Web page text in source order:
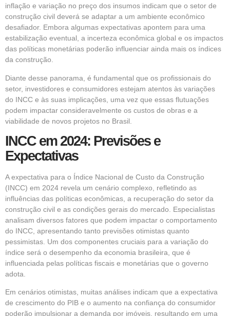
inflação e variação no preço dos insumos indicam que o setor de
construção civil deverá se adaptar a um ambiente econômico
desafiador. Embora algumas expectativas apontem para uma
estabilização eventual, a incerteza econômica global e os impactos
das políticas monetárias poderão influenciar ainda mais os índices
da construção.
Diante desse panorama, é fundamental que os profissionais do
setor, investidores e consumidores estejam atentos às variações
do INCC e às suas implicações, uma vez que essas flutuações
podem impactar consideravelmente os custos de obras e a
viabilidade de novos projetos no Brasil.
INCC em 2024: Previsões e
Expectativas
A expectativa para o Índice Nacional de Custo da Construção
(INCC) em 2024 revela um cenário complexo, refletindo as
influências das políticas econômicas, a recuperação do setor da
construção civil e as condições gerais do mercado. Especialistas
analisam diversos fatores que podem impactar o comportamento
do INCC, apresentando tanto previsões otimistas quanto
pessimistas. Um dos componentes cruciais para a variação do
índice será o desempenho da economia brasileira, que é
influenciada pelas políticas fiscais e monetárias que o governo
adota.
Em cenários otimistas, muitas análises indicam que a expectativa
de crescimento do PIB e o aumento na confiança do consumidor
poderão impulsionar a demanda por imóveis, resultando em uma